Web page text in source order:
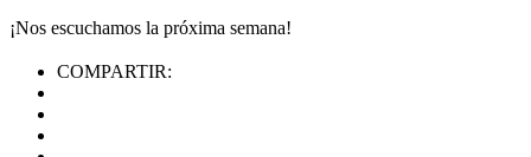
¡Nos escuchamos la próxima semana!
COMPARTIR: